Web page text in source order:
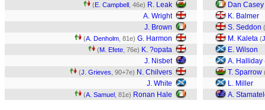
(E. Campbell , 46e) R. Leak
A. Wright
J. Brown
(A. Denholm , 81e) G. Harmon
(M. Efete , 76e) K. ?opata
J. Nisbet
(J. Grieves , 90+7e) N. Chilvers
J. White
(A. Samuel , 81e) Ronan Hale
Dan Casey
K. Balmer
S. Seddon (
M. Kaleta (
E. Wilson
A. Halliday
T. Sparrow
L. Miller
A.